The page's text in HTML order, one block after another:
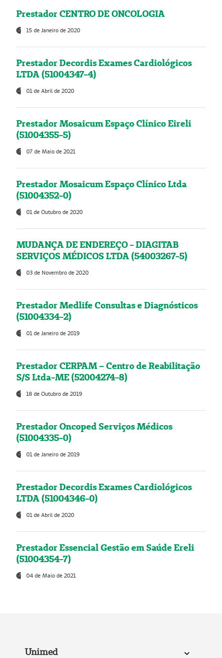
Prestador CENTRO DE ONCOLOGIA
15 de Janeiro de 2020
Prestador Decordis Exames Cardiológicos
LTDA (51004347-4)
01 de Abril de 2020
Prestador Mosaicum Espaço Clínico Eireli
(51004355-5)
07 de Maio de 2021
Prestador Mosaicum Espaço Clínico Ltda
(51004352-0)
01 de Outubro de 2020
MUDANÇA DE ENDEREÇO - DIAGITAB
SERVIÇOS MÉDICOS LTDA (54003267-5)
03 de Novembro de 2020
Prestador Medlife Consultas e Diagnósticos
(51004334-2)
01 de Janeiro de 2019
Prestador CERPAM – Centro de Reabilitação
S/S Ltda-ME (52004274-8)
18 de Outubro de 2019
Prestador Oncoped Serviços Médicos
(51004335-0)
01 de Janeiro de 2019
Prestador Decordis Exames Cardiológicos
LTDA (51004346-0)
01 de Abril de 2020
Prestador Essencial Gestão em Saúde Ereli
(51004354-7)
04 de Maio de 2021
Unimed